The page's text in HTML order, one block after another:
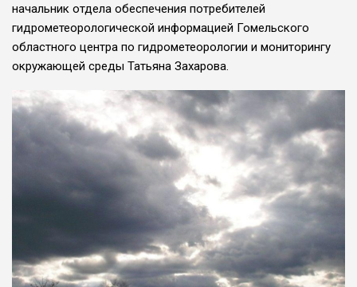
начальник отдела обе­спечения потребителей
гидрометеоро­логической информацией Гомельского
областного центра по гидрометеороло­гии и мониторингу
окружающей сре­ды Татьяна Захарова.